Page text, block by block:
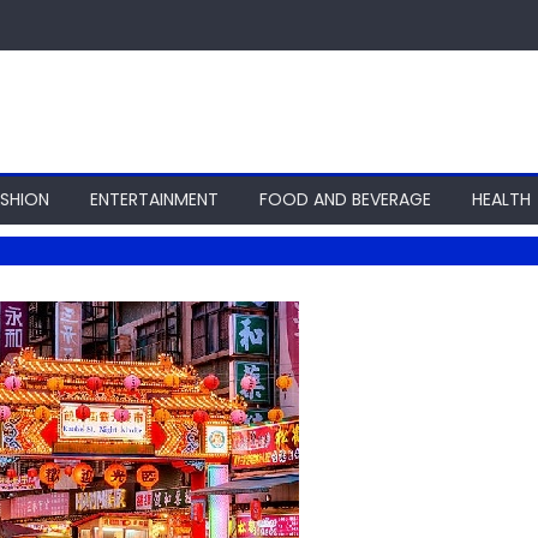
ENTERTAINMENT FOOD AND BEVERAGE HEALTH